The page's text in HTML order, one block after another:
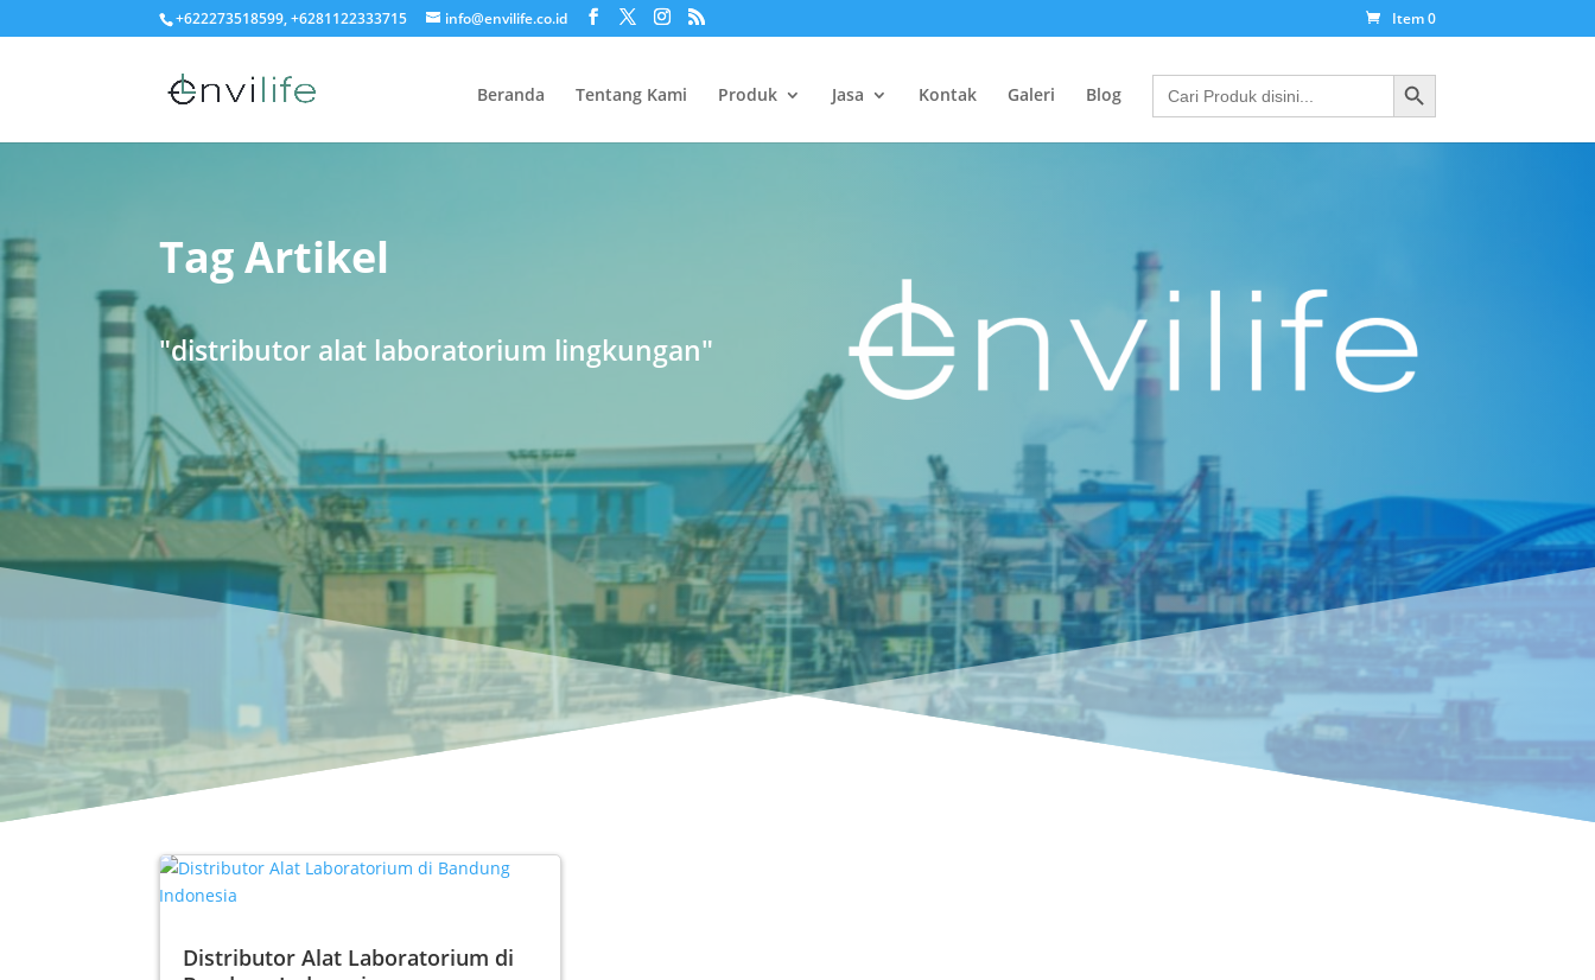
+622273518599, +6281122333715 info@envilife.co.id Item 0
Beranda Tentang Kami Produk Jasa Kontak Galeri Blog
Search
for:
Search Button
Tag Artikel
"distributor alat laboratorium lingkungan"
Distributor Alat Laboratorium di